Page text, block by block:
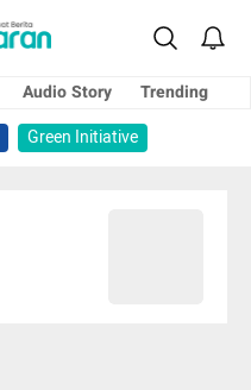
Audio Story
Trending
Green Initiative